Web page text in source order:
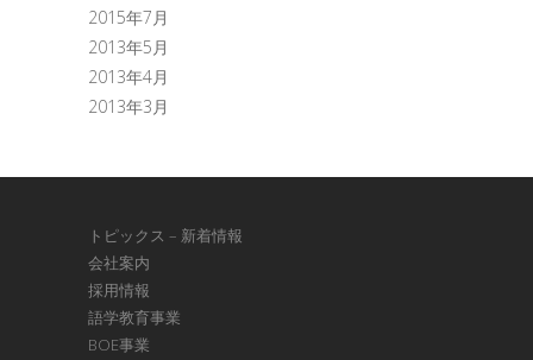
2015年7月
2013年5月
2013年4月
2013年3月
トピックス – 新着情報
会社案内
採用情報
語学教育事業
BOE事業